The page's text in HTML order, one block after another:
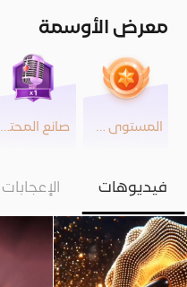
معرض الأوسمة
المستوى 28 صانع المحتوى
فيديوهات الإعجابات